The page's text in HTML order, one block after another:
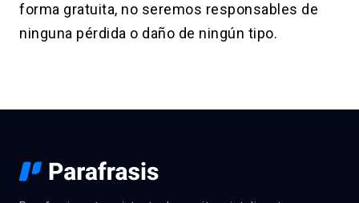
forma gratuita, no seremos responsables de
ninguna pérdida o daño de ningún tipo.